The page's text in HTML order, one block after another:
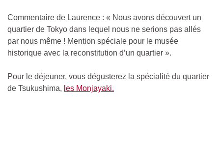
Commentaire de Laurence : « Nous avons découvert un
quartier de Tokyo dans lequel nous ne serions pas allés
par nous même ! Mention spéciale pour le musée
historique avec la reconstitution d’un quartier ».
Pour le déjeuner, vous dégusterez la spécialité du quartier
de Tsukushima, les Monjayaki.